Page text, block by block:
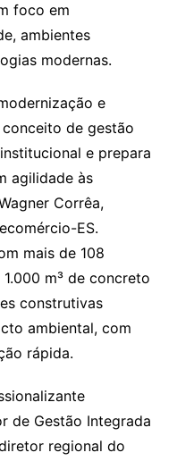
foco em
ambientes
modernas.
e
de gestão
e prepara
agilidade às
Corrêa,
ES.
mais de 108
m³ de concreto
construtivas
ambiental, com
rápida.
de Gestão Integrada
regional do